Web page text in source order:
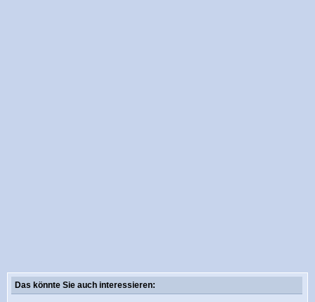
Das könnte Sie auch interessieren: